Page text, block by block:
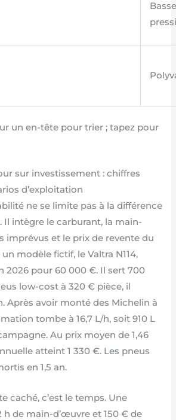
un en-tête pour trier ; tapez pour
sur investissement : chiffres
d’exploitation
ne se limite pas à la différence
Il intègre le carburant, la main-
imprévus et le prix de revente du
modèle fictif, le Valtra N114,
2026 pour 60 000 €. Il sert 700
low-cost à 320 € pièce, il
Après avoir monté des Michelin à
tombe à 16,7 L/h, soit 910 L
Au prix moyen de 1,46
atteint 1 330 €. Les pneus
en 1,5 an.
caché, c’est le temps. Une
h de main-d’œuvre et 150 € de